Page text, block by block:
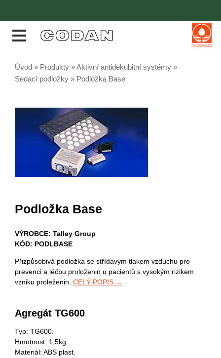
Úvod » Produkty »Aktivní antidekubitní systémy »
Sedací podložky » Podložka Base
Podložka Base
VÝROBCE: Talley Group
KÓD: PODLBASE
Přizpůsobivá podložka se střídavým tlakem vzduchu pro
prevenci a léčbu proloženin u pacientů s vysokým rizikem
vzniku proleženin. CELÝ POPIS →
Agregát TG600
Typ: TG600.
Hmotnost: 1,5kg.
Materiál: ABS plast.